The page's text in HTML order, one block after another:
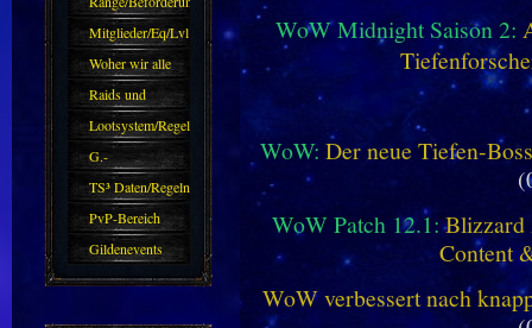
Mitglieder/Eq/Lvl
Woher wir alle
kommen.
Raids und
Zubehör
Lootsystem/Regeln
G.-
Sparkasse/Goldleihen
TS³ Daten/Regeln
PvP-Bereich
Gildenevents
WoW Midnight Saison 2:
WoW: Der neue Tiefen-
WoW Patch 12.1: Blizzard
Content
WoW verbessert nach